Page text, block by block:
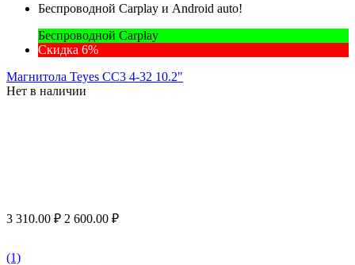
Беспроводной Carplay и Android auto!
Беспроводной Carplay
Скидка 6%
Магнитола Teyes CC3 4-32 10.2"
Нет в наличии
3 310.00 ₽ 2 600.00 ₽
(1)